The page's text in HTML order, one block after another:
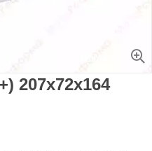
207х72х164